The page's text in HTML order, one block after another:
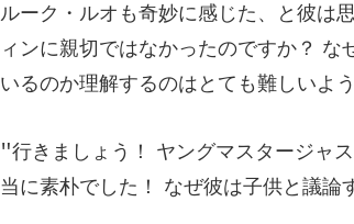
ィンに親切ではなかったのですか？ な
当に素朴でし